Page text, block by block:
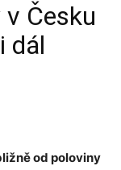
Česku
dál
od poloviny